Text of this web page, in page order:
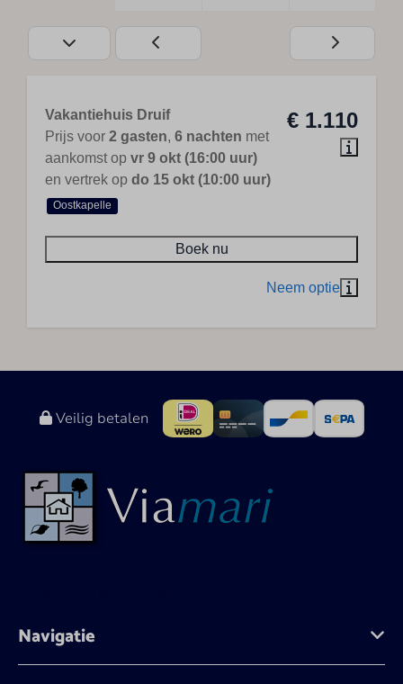
€ 1.110
Vakantiehuis Druif
Prijs voor 2 gasten, 6 nachten met
aankomst op vr 9 okt (16:00 uur)
en vertrek op do 15 okt (10:00 uur)
Oostkapelle
Boek nu
Veilig betalen
Navigatie